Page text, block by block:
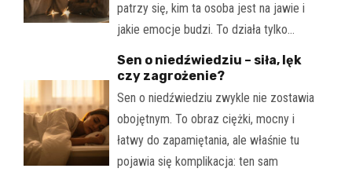
patrzy się, kim ta osoba jest na jawie i
jakie emocje budzi. To działa tylko…
Sen o niedźwiedziu – siła, lęk
czy zagrożenie?
Sen o niedźwiedziu zwykle nie zostawia
obojętnym. To obraz ciężki, mocny i
łatwy do zapamiętania, ale właśnie tu
pojawia się komplikacja: ten sam